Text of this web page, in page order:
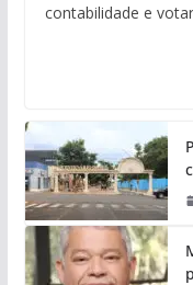
contabilidade e